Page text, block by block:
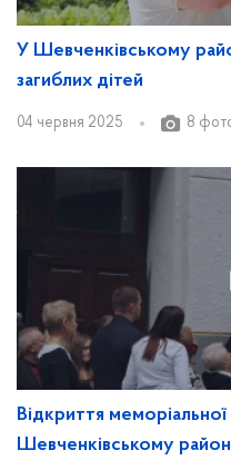
У Шевченківському
загиблих дітей
04 червня 2025 8
Відкриття
Шевченківському